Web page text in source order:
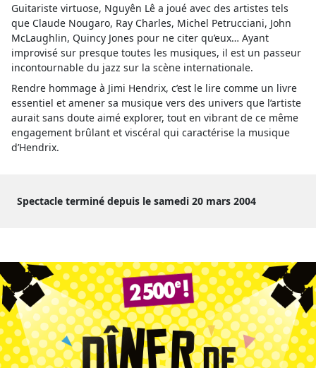
Guitariste virtuose, Nguyên Lê a joué avec des artistes tels
que Claude Nougaro, Ray Charles, Michel Petrucciani, John
McLaughlin, Quincy Jones pour ne citer qu’eux… Ayant
improvisé sur presque toutes les musiques, il est un passeur
incontournable du jazz sur la scène internationale.
Rendre hommage à Jimi Hendrix, c’est le lire comme un livre
essentiel et amener sa musique vers des univers que l’artiste
aurait sans doute aimé explorer, tout en vibrant de ce même
engagement brûlant et viscéral qui caractérise la musique
d’Hendrix.
Spectacle terminé depuis le samedi 20 mars 2004